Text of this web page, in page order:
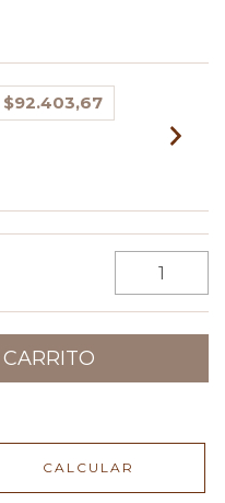
$92.403,67
CALCULAR